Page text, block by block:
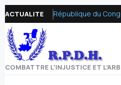
ACTUALITE République du
COMBATTRE L’INJUSTICE ET